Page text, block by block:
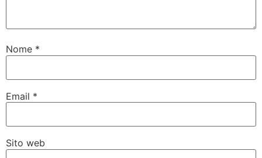
Nome *
Email *
Sito web